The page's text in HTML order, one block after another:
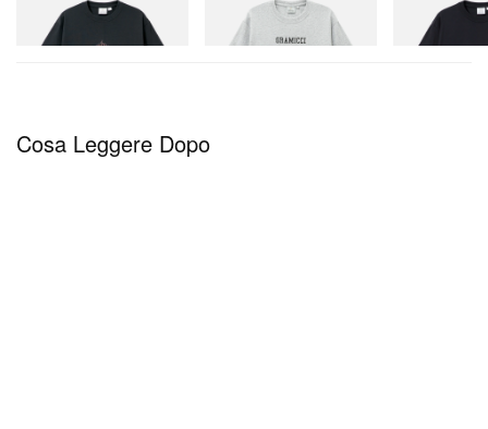
Acquista ora
Acquista ora
Acquista ora
Cosa Leggere Dopo